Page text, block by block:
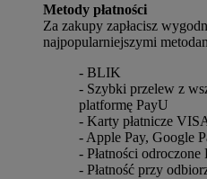
Metody płatności
Za zakupy zapłacisz
najpopularniejszymi
- BLIK
- Szybki przelew z
platformę PayU
- Karty płatnicze
- Apple Pay, Google
- Płatności
- Płatność przy